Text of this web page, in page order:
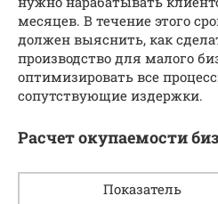
месяцев. В течение этого
должен выяснить, как
производство для малого
оптимизировать все
сопутствующие издержки.
Расчет окупаемости
Показатель